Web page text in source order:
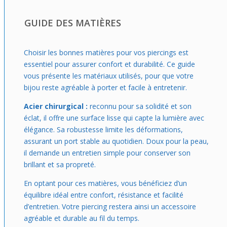
GUIDE DES MATIÈRES
Choisir les bonnes matières pour vos piercings est
essentiel pour assurer confort et durabilité. Ce guide
vous présente les matériaux utilisés, pour que votre
bijou reste agréable à porter et facile à entretenir.
Acier chirurgical : reconnu pour sa solidité et son
éclat, il offre une surface lisse qui capte la lumière avec
élégance. Sa robustesse limite les déformations,
assurant un port stable au quotidien. Doux pour la peau,
il demande un entretien simple pour conserver son
brillant et sa propreté.
En optant pour ces matières, vous bénéficiez d’un
équilibre idéal entre confort, résistance et facilité
d’entretien. Votre piercing restera ainsi un accessoire
agréable et durable au fil du temps.